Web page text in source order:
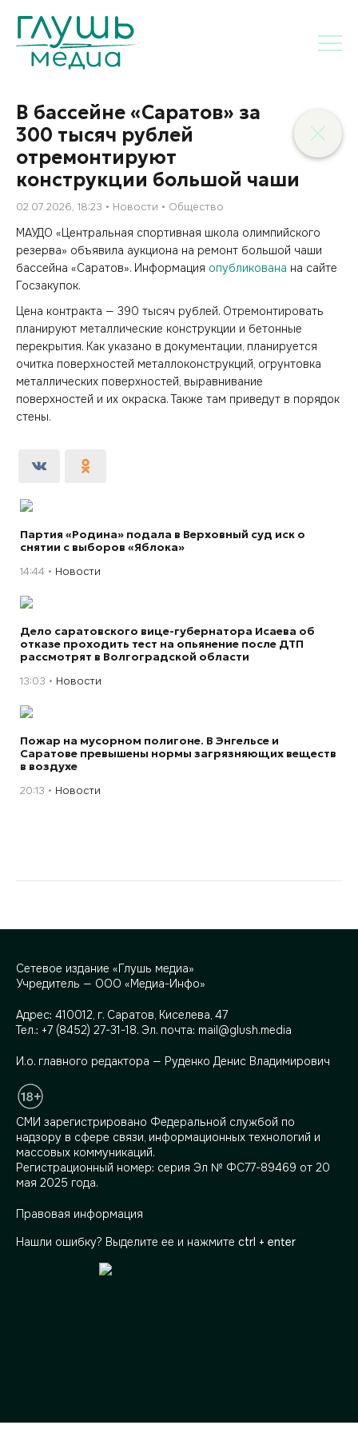
В бассейне «Саратов» за
300 тысяч рублей
отремонтируют
конструкции большой чаши
02.07.2026, 18:23 Новости Общество
МАУДО «Центральная спортивная школа олимпийского
резерва» объявила аукциона на ремонт большой чаши
бассейна «Саратов». Информация опубликована на сайте
Госзакупок.
Цена контракта — 390 тысяч рублей. Отремонтировать
планируют металлические конструкции и бетонные
перекрытия. Как указано в документации, планируется
очитка поверхностей металлоконструкций, огрунтовка
металлических поверхностей, выравнивание
поверхностей и их окраска. Также там приведут в порядок
стены.
Партия «Родина» подала в Верховный суд иск о
снятии с выборов «Яблока»
14:44 Новости
Дело саратовского вице-губернатора Исаева об
отказе проходить тест на опьянение после ДТП
рассмотрят в Волгоградской области
13:03 Новости
Пожар на мусорном полигоне. В Энгельсе и
Саратове превышены нормы загрязняющих веществ
в воздухе
20:13 Новости
Сетевое издание «Глушь медиа»
Учредитель — ООО «Медиа-Инфо»
Адрес: 410012, г. Саратов, Киселева, 47
Тел.: +7 (8452) 27-31-18. Эл. почта: mail@glush.media
И.о. главного редактора — Руденко Денис Владимирович
СМИ зарегистрировано Федеральной службой по
надзору в сфере связи, информационных технологий и
массовых коммуникаций.
Регистрационный номер: серия Эл № ФС77-89469 от 20
мая 2025 года.
Правовая информация
Нашли ошибку? Выделите ее и нажмите ctrl + enter